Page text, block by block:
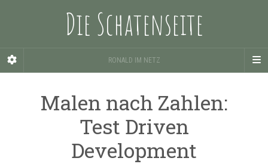
Die Schatenseite
RONALD IM NETZ
Malen nach Zahlen:
Test Driven
Development